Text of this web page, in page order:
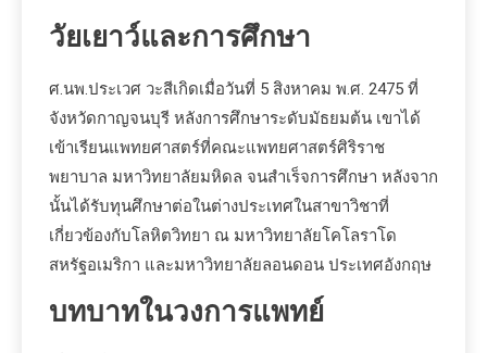
วัยเยาว์และการศึกษา
ศ.นพ.ประเวศ วะสีเกิดเมื่อวันที่ 5 สิงหาคม พ.ศ. 2475 ที่
จังหวัดกาญจนบุรี หลังการศึกษาระดับมัธยมต้น เขาได้
เข้าเรียนแพทยศาสตร์ที่คณะแพทยศาสตร์ศิริราช
พยาบาล มหาวิทยาลัยมหิดล จนสำเร็จการศึกษา หลังจาก
นั้นได้รับทุนศึกษาต่อในต่างประเทศในสาขาวิชาที่
เกี่ยวข้องกับโลหิตวิทยา ณ มหาวิทยาลัยโคโลราโด
สหรัฐอเมริกา และมหาวิทยาลัยลอนดอน ประเทศอังกฤษ
บทบาทในวงการแพทย์